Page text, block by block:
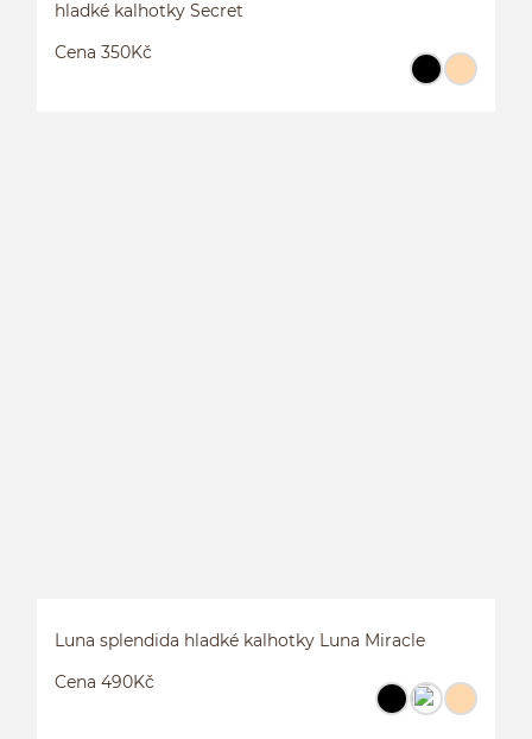
hladké kalhotky Secret
Cena 350Kč
Luna splendida hladké kalhotky Luna Miracle
Cena 490Kč